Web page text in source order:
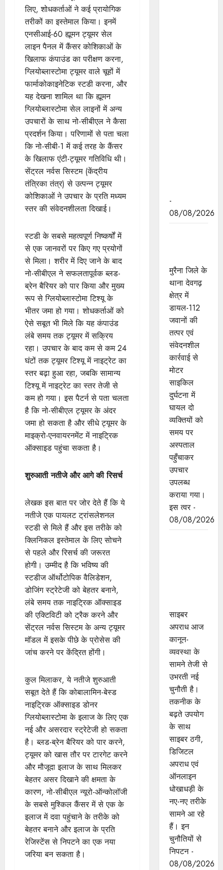
लिए, शोधकर्ताओं ने कई प्रायोगिक
तरीकों का इस्तेमाल किया। इनमें
एनसीआई-60 ह्यूमन ट्यूमर सेल
लाइन पैनल में कैंसर कोशिकाओं के
खिलाफ कंपाउंड का परीक्षण करना,
ग्लियोब्लास्टोमा ट्यूमर वाले चूहों में
फार्माकोकाइनेटिक स्टडी करना, और
यह देखना शामिल था कि ह्यूमन
ग्लियोब्लास्टोमा सेल लाइनों में अन्य
उपचारों के साथ नो-सीबीएल ने कैसा
प्रदर्शन किया। परिणामों से पता चला
कि नो-सीबी-1 में कई तरह के कैंसर
के खिलाफ एंटी-ट्यूमर गतिविधि थी।
सेंट्रल नर्वस सिस्टम (केंद्रीय
तंत्रिका तंत्र) से उत्पन्न ट्यूमर
कोशिकाओं ने उपचार के प्रति मध्यम
स्तर की संवेदनशीलता दिखाई।
स्टडी के सबसे महत्वपूर्ण निष्कर्षों में
से एक जानवरों पर किए गए प्रयोगों
से मिला। शरीर में दिए जाने के बाद
नो-सीबीएल ने सफलतापूर्वक ब्लड-
ब्रेन बैरियर को पार किया और मुख्य
रूप से ग्लियोब्लास्टोमा टिश्यू के
भीतर जमा हो गया। शोधकर्ताओं को
ऐसे सबूत भी मिले कि यह कंपाउंड
लंबे समय तक ट्यूमर में सक्रिय
रहा। उपचार के बाद कम से कम 24
घंटों तक ट्यूमर टिश्यू में नाइट्रेट का
स्तर बढ़ा हुआ रहा, जबकि सामान्य
टिश्यू में नाइट्रेट का स्तर तेजी से
कम हो गया। इस पैटर्न से पता चलता
है कि नो-सीबीएल ट्यूमर के अंदर
जमा हो सकता है और सीधे ट्यूमर के
माइक्रो-एनवायरनमेंट में नाइट्रिक
ऑक्साइड पहुंचा सकता है।
शुरुआती नतीजे और आगे की रिसर्च
लेखक इस बात पर जोर देते हैं कि ये
नतीजे एक पायलट ट्रांसलेशनल
स्टडी से मिले हैं और इस तरीके को
क्लिनिकल इस्तेमाल के लिए सोचने
से पहले और रिसर्च की जरूरत
होगी। उम्मीद है कि भविष्य की
स्टडीज ऑर्थोटोपिक वैलिडेशन,
डोजिंग स्ट्रेटेजी को बेहतर बनाने,
लंबे समय तक नाइट्रिक ऑक्साइड
की एक्टिविटी को ट्रैक करने और
सेंट्रल नर्वस सिस्टम के अन्य ट्यूमर
मॉडल में इसके पीछे के प्रोसेस की
जांच करने पर केंद्रित होंगी।
कुल मिलाकर, ये नतीजे शुरुआती
सबूत देते हैं कि कोबालामिन-बेस्ड
नाइट्रिक ऑक्साइड डोनर
ग्लियोब्लास्टोमा के इलाज के लिए एक
नई और असरदार स्ट्रेटेजी हो सकता
है। ब्लड-ब्रेन बैरियर को पार करने,
ट्यूमर को खास तौर पर टारगेट करने
और मौजूदा इलाज के साथ मिलकर
बेहतर असर दिखाने की क्षमता के
कारण, नो-सीबीएल न्यूरो-ऑन्कोलॉजी
के सबसे मुश्किल कैंसर में से एक के
इलाज में दवा पहुंचाने के तरीके को
बेहतर बनाने और इलाज के प्रति
रेजिस्टेंस से निपटने का एक नया
जरिया बन सकता है।
-
08/08/2026
मुरैना जिले के
थाना देवगढ़
क्षेत्र में
डायल-112
जवानों की
तत्पर एवं
संवेदनशील
कार्रवाई से
मोटर
साइकिल
दुर्घटना में
घायल दो
व्यक्तियों को
समय पर
अस्पताल
पहुँचाकर
उपचार
उपलब्ध
कराया गया।
इस त्वर -
08/08/2026
साइबर
अपराध आज
कानून-
व्यवस्था के
सामने तेजी से
उभरती नई
चुनौती है।
तकनीक के
बढ़ते उपयोग
के साथ
साइबर ठगी,
डिजिटल
अपराध एवं
ऑनलाइन
धोखाधड़ी के
नए-नए तरीके
सामने आ रहे
हैं। इन
चुनौतियों से
निपटन -
08/08/2026